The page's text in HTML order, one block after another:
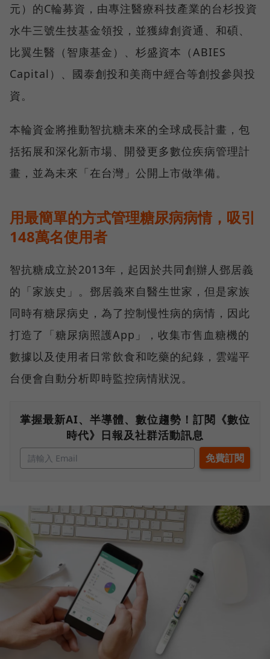
元）的C輪募資，由專注醫療科技產業的台杉投資
水牛三號生技基金領投，並獲緯創資通、和碩、
比翼生醫（智康基金）、杉盛資本（ABIES
Capital）、國泰創投和美商中經合等創投參與投
資。
本輪資金將推動智抗糖未來的全球成長計畫，包
括拓展和深化新市場、開發更多數位疾病管理計
畫，並為未來「在台灣」公開上市做準備。
用最簡單的方式管理糖尿病病情，吸引
148萬名使用者
智抗糖成立於2013年，起因於共同創辦人鄧居義
的「家族史」。鄧居義來自醫生世家，但是家族
同時有糖尿病史，為了控制慢性病的病情，因此
打造了「糖尿病照護App」，收集市售血糖機的
數據以及使用者日常飲食和吃藥的紀錄，雲端平
台便會自動分析即時監控病情狀況。
掌握最新AI、半導體、數位趨勢！訂閱《數位
時代》日報及社群活動訊息